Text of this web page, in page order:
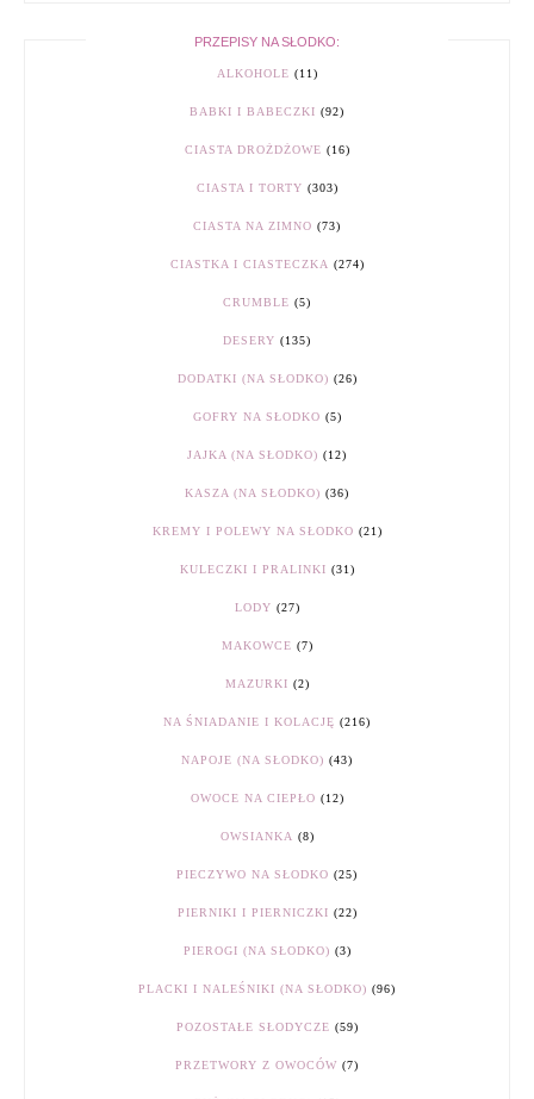
PRZEPISY NA SŁODKO:
ALKOHOLE (11)
BABKI I BABECZKI (92)
CIASTA DROŻDŻOWE (16)
CIASTA I TORTY (303)
CIASTA NA ZIMNO (73)
CIASTKA I CIASTECZKA (274)
CRUMBLE (5)
DESERY (135)
DODATKI (NA SŁODKO) (26)
GOFRY NA SŁODKO (5)
JAJKA (NA SŁODKO) (12)
KASZA (NA SŁODKO) (36)
KREMY I POLEWY NA SŁODKO (21)
KULECZKI I PRALINKI (31)
LODY (27)
MAKOWCE (7)
MAZURKI (2)
NA ŚNIADANIE I KOLACJĘ (216)
NAPOJE (NA SŁODKO) (43)
OWOCE NA CIEPŁO (12)
OWSIANKA (8)
PIECZYWO NA SŁODKO (25)
PIERNIKI I PIERNICZKI (22)
PIEROGI (NA SŁODKO) (3)
PLACKI I NALEŚNIKI (NA SŁODKO) (96)
POZOSTAŁE SŁODYCZE (59)
PRZETWORY Z OWOCÓW (7)